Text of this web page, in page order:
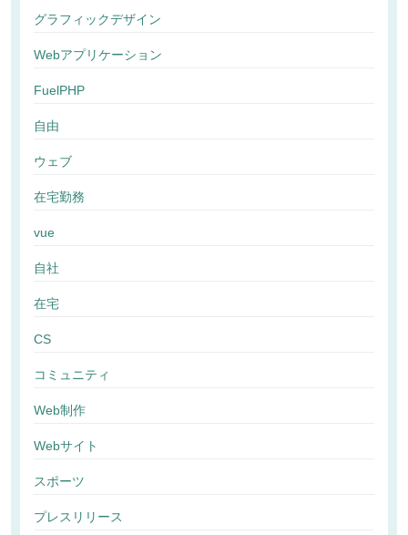
グラフィックデザイン
Webアプリケーション
FuelPHP
自由
ウェブ
在宅勤務
vue
自社
在宅
CS
コミュニティ
Web制作
Webサイト
スポーツ
プレスリリース